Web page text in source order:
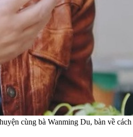
cùng bà Wanming Du, bàn về